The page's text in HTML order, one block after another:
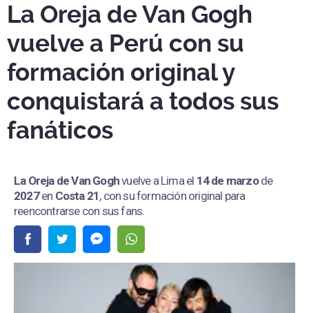
La Oreja de Van Gogh
vuelve a Perú con su
formación original y
conquistará a todos sus
fanáticos
La Oreja de Van Goghvuelve a Lima el 14 de marzode
2027en Costa 21, con su formación original para
reencontrarse con sus fans.